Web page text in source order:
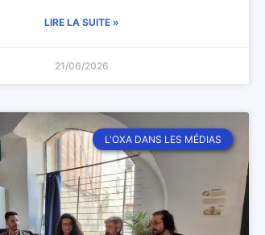
LIRE LA SUITE »
21/06/2026
L'OXA DANS LES MÉDIAS